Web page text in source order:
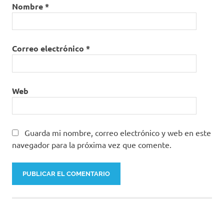
Nombre*
Correo electrónico *
Web
Guarda mi nombre, correo electrónico y web en este
navegador para la próxima vez que comente.